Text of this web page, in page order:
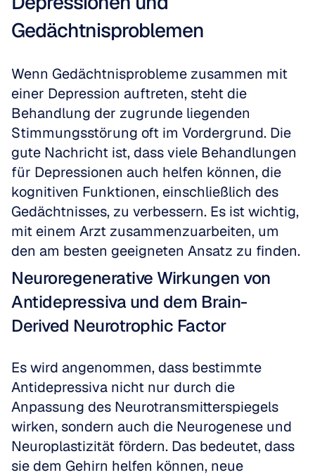
Gedächtnisproblemen
Wenn Gedächtnisprobleme zusammen mit
einer Depression auftreten, steht die
Behandlung der zugrunde liegenden
Stimmungsstörung oft im Vordergrund. Die
gute Nachricht ist, dass viele Behandlungen
für Depressionen auch helfen können, die
kognitiven Funktionen, einschließlich des
Gedächtnisses, zu verbessern. Es ist wichtig,
mit einem Arzt zusammenzuarbeiten, um
den am besten geeigneten Ansatz zu finden.
Neuroregenerative Wirkungen von
Antidepressiva und dem Brain-
Derived Neurotrophic Factor
Es wird angenommen, dass bestimmte
Antidepressiva nicht nur durch die
Anpassung des Neurotransmitterspiegels
wirken, sondern auch die Neurogenese und
Neuroplastizität fördern. Das bedeutet, dass
sie dem Gehirn helfen können, neue